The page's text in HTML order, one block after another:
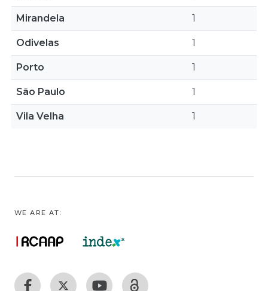
Mirandela 1
Odivelas 1
Porto 1
São Paulo 1
Vila Velha 1
WE ARE AT: